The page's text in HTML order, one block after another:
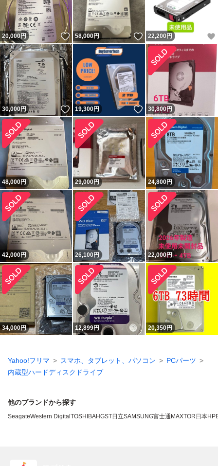
20,000円 いいね！
58,000円 いいね！
22,200 円
30,000円 いいね！
19,300円 いいね！
30,800円
48,000円 29,000円 24,800円
42,000円 26,100円 22,000円
34,000円 12,899円 20,350円
Yahoo!フリマ スマホ、タブレット、パソコン
PCパーツ
内蔵型ハードディスクドライブ
他のブランドから探す
SeagateWestern Digital TOSHIBAHGST日立SAMSUNG富士通 MAXTOR 日本HP